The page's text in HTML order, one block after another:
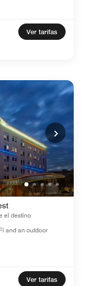
Ver tarifas
el destino
and an outdoor
Ver tarifas